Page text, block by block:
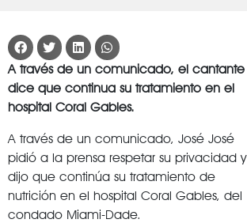
A través de un comunicado, el cantante
dice que continua su tratamiento en el
hospital Coral Gables.
A través de un comunicado, José José
pidió a la prensa respetar su privacidad y
dijo que continúa su tratamiento de
nutrición en el hospital Coral Gables, del
condado Miami-Dade.